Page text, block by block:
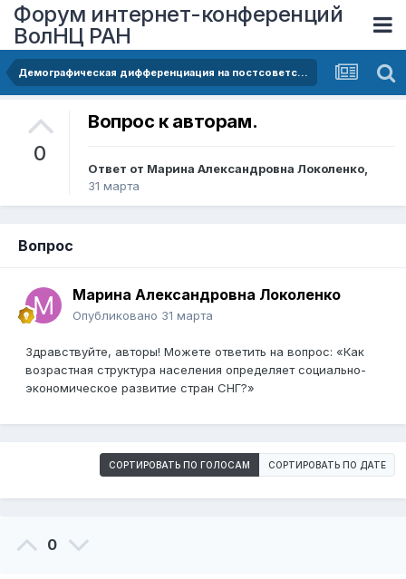
Форум интернет-конференций
ВолНЦ РАН
Демографическая дифференциация на постсоветском пространстве:сравнительный анализ стран СНГ
0
Вопрос к авторам.
Ответ от Марина Александровна Локоленко,
31 марта
Вопрос
Марина Александровна Локоленко
Опубликовано 31 марта
Здравствуйте, авторы! Можете ответить на вопрос: «Как
возрастная структура населения определяет социально-
экономическое развитие стран СНГ?»
СОРТИРОВАТЬ ПО ГОЛОСАМ СОРТИРОВАТЬ ПО ДАТЕ
0